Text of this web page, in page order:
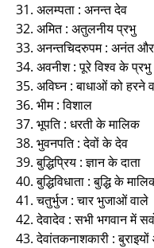
31. अलम्पता : अनन्त देव
32. अमित : अतुलनीय प्रभु
33. अनन्तचिदरुपम : अनंत और
34. अवनीश : पूरे विश्व के प्रभु
35. अविघ्न : बाधाओं को हरने
36. भीम : विशाल
37. भूपति : धरती के मालिक
38. भुवनपति : देवों के देव
39. बुद्धिप्रिय : ज्ञान के दाता
40. बुद्धिविधाता : बुद्धि के
41. चतुर्भुज : चार भुजाओं वाले
42. देवादेव : सभी भगवान में
43. देवांतकनाशकारी :